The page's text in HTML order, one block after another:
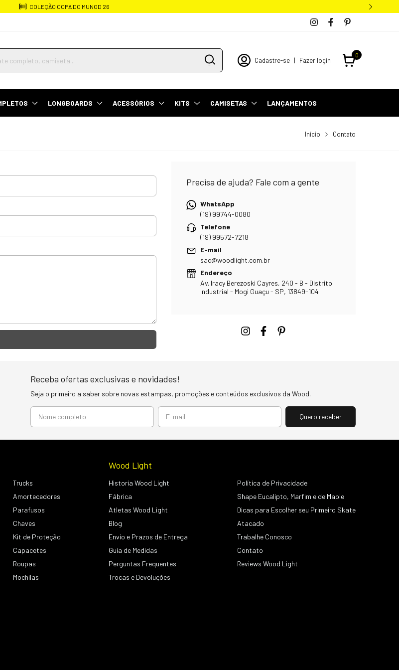
COLEÇÃO COPA DO MUNOD 26
Cadastre-se | Fazer login
0
LONGBOARDS ACESSÓRIOS KITS CAMISETAS LANÇAMENTOS
Início Contato
Precisa de ajuda? Fale com a gente
WhatsApp
(19) 99744-0080
Telefone
(19) 99572-7218
E-mail
sac@woodlight.com.br
Endereço
Av. Iracy Berezoski Cayres, 240 - B - Distrito
Industrial - Mogi Guaçu - SP, 13849-104
Receba ofertas exclusivas e novidades!
Seja o primeiro a saber sobre novas estampas, promoções e conteúdos exclusivos da Wood.
Trucks
Amortecedores
Parafusos
Chaves
Kit de Proteção
Capacetes
Roupas
Mochilas
Wood Light
Historia Wood Light
Fábrica
Atletas Wood Light
Blog
Envio e Prazos de Entrega
Guia de Medidas
Perguntas Frequentes
Trocas e Devoluções
Política de Privacidade
Shape Eucalipto, Marfim e de Maple
Dicas para Escolher seu Primeiro Skate
Atacado
Trabalhe Conosco
Contato
Reviews Wood Light